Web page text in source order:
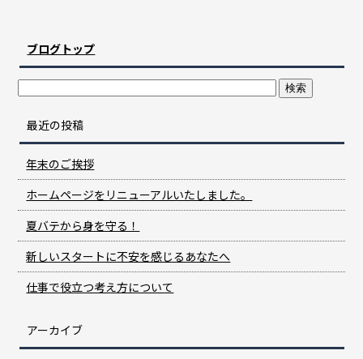
ブログトップ
最近の投稿
年末のご挨拶
ホームページをリニューアルいたしました。
夏バテから身を守る！
新しいスタートに不安を感じるあなたへ
仕事で役立つ考え方について
アーカイブ